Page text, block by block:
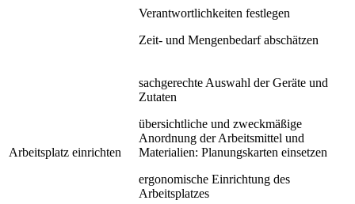
Verantwortlichkeiten festlegen
Zeit- und Mengenbedarf abschätzen
Arbeitsplatz einrichten
sachgerechte Auswahl der Geräte und
Zutaten
übersichtliche und zweckmäßige
Anordnung der Arbeitsmittel und
Materialien: Planungskarten einsetzen
ergonomische Einrichtung des
Arbeitsplatzes